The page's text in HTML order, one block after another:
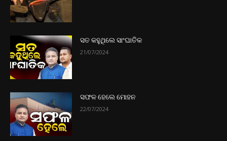
ସତ କହୁଥିଲେ ସାଂଘାତିକ
21/07/2024
ସଫଳ ହେଲେ ମୋହନ
22/07/2024